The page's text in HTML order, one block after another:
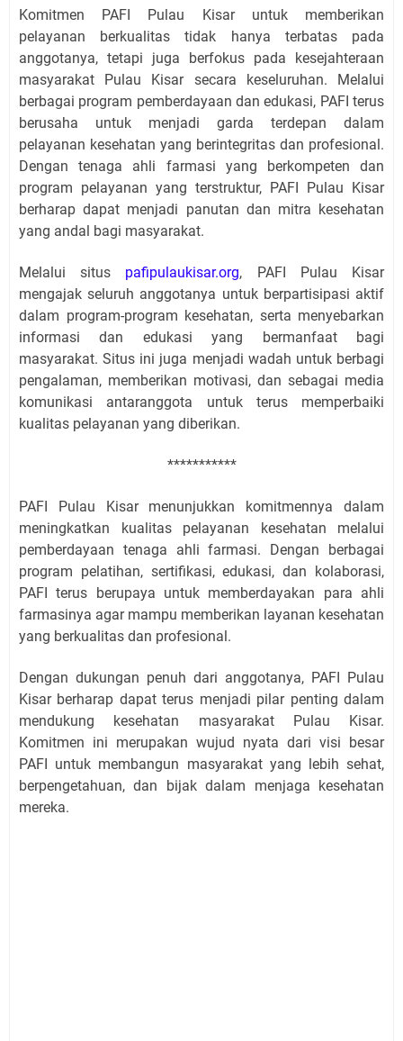
Komitmen PAFI Pulau Kisar untuk memberikan
pelayanan berkualitas tidak hanya terbatas pada
anggotanya, tetapi juga berfokus pada kesejahteraan
masyarakat Pulau Kisar secara keseluruhan. Melalui
berbagai program pemberdayaan dan edukasi, PAFI terus
berusaha untuk menjadi garda terdepan dalam
pelayanan kesehatan yang berintegritas dan profesional.
Dengan tenaga ahli farmasi yang berkompeten dan
program pelayanan yang terstruktur, PAFI Pulau Kisar
berharap dapat menjadi panutan dan mitra kesehatan
yang andal bagi masyarakat.
Melalui situs pafipulaukisar.org, PAFI Pulau Kisar
mengajak seluruh anggotanya untuk berpartisipasi aktif
dalam program-program kesehatan, serta menyebarkan
informasi dan edukasi yang bermanfaat bagi
masyarakat. Situs ini juga menjadi wadah untuk berbagi
pengalaman, memberikan motivasi, dan sebagai media
komunikasi antaranggota untuk terus memperbaiki
kualitas pelayanan yang diberikan.
***********
PAFI Pulau Kisar menunjukkan komitmennya dalam
meningkatkan kualitas pelayanan kesehatan melalui
pemberdayaan tenaga ahli farmasi. Dengan berbagai
program pelatihan, sertifikasi, edukasi, dan kolaborasi,
PAFI terus berupaya untuk memberdayakan para ahli
farmasinya agar mampu memberikan layanan kesehatan
yang berkualitas dan profesional.
Dengan dukungan penuh dari anggotanya, PAFI Pulau
Kisar berharap dapat terus menjadi pilar penting dalam
mendukung kesehatan masyarakat Pulau Kisar.
Komitmen ini merupakan wujud nyata dari visi besar
PAFI untuk membangun masyarakat yang lebih sehat,
berpengetahuan, dan bijak dalam menjaga kesehatan
mereka.